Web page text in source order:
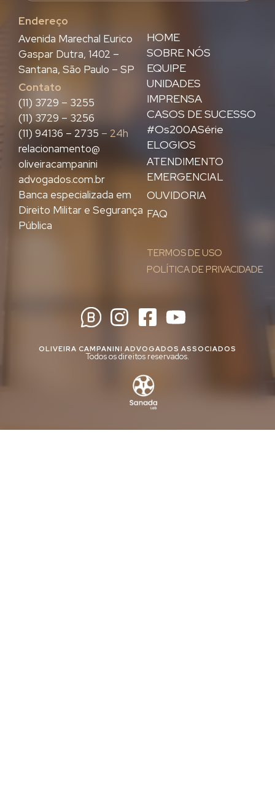
Endereço
HOME
SOBRE NÓS
EQUIPE
UNIDADES
IMPRENSA
CASOS DE SUCESSO
#Os200ASérie
ELOGIOS
ATENDIMENTO
EMERGENCIAL
OUVIDORIA
FAQ
TERMOS DE USO
POLÍTICA DE PRIVACIDADE
Avenida Marechal Eurico
Gaspar Dutra, 1402 –
Santana, São Paulo – SP
Contato
(11) 3729 – 3255
(11) 3729 – 3256
(11) 94136 – 2735 – 24h
relacionamento@
oliveiracampanini
advogados.com.br
Banca especializada em
Direito Militar e Segurança
Pública
OLIVEIRA CAMPANINI ADVOGADOS ASSOCIADOS
Todos os direitos reservados.